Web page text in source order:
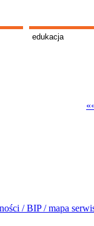
edukacja
/BIP /mapa